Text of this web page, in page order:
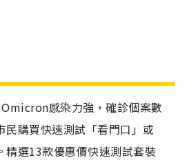
感染力強，確診個案數
民購買快速測試「看門口」或
精選13款優惠價快速測試套裝